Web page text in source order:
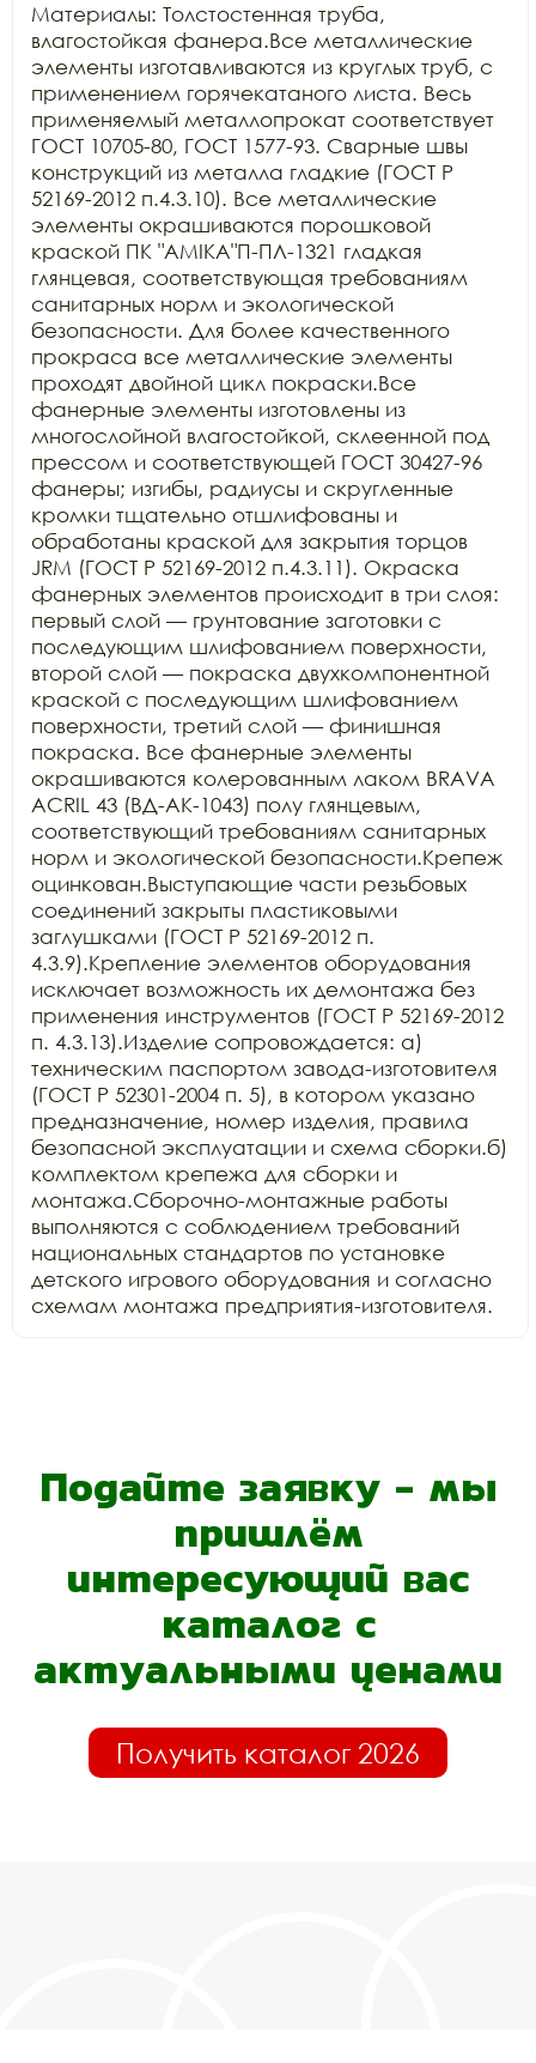
Материалы: Толстостенная труба,
влагостойкая фанера.Все металлические
элементы изготавливаются из круглых труб, с
применением горячекатаного листа. Весь
применяемый металлопрокат соответствует
ГОСТ 10705-80, ГОСТ 1577-93. Сварные швы
конструкций из металла гладкие (ГОСТ Р
52169-2012 п.4.3.10). Все металлические
элементы окрашиваются порошковой
краской ПК "АМIKA"П-ПЛ-1321 гладкая
глянцевая, соответствующая требованиям
санитарных норм и экологической
безопасности. Для более качественного
прокраса все металлические элементы
проходят двойной цикл покраски.Все
фанерные элементы изготовлены из
многослойной влагостойкой, склеенной под
прессом и соответствующей ГОСТ 30427-96
фанеры; изгибы, радиусы и скругленные
кромки тщательно отшлифованы и
обработаны краской для закрытия торцов
JRM (ГОСТ Р 52169-2012 п.4.3.11). Окраска
фанерных элементов происходит в три слоя:
первый слой — грунтование заготовки с
последующим шлифованием поверхности,
второй слой — покраска двухкомпонентной
краской с последующим шлифованием
поверхности, третий слой — финишная
покраска. Все фанерные элементы
окрашиваются колерованным лаком BRAVA
ACRIL 43 (ВД-АК-1043) полу глянцевым,
соответствующий требованиям санитарных
норм и экологической безопасности.Крепеж
оцинкован.Выступающие части резьбовых
соединений закрыты пластиковыми
заглушками (ГОСТ Р 52169-2012 п.
4.3.9).Крепление элементов оборудования
исключает возможность их демонтажа без
применения инструментов (ГОСТ Р 52169-2012
п. 4.3.13).Изделие сопровождается: а)
техническим паспортом завода-изготовителя
(ГОСТ Р 52301-2004 п. 5), в котором указано
предназначение, номер изделия, правила
безопасной эксплуатации и схема сборки.б)
комплектом крепежа для сборки и
монтажа.Сборочно-монтажные работы
выполняются с соблюдением требований
национальных стандартов по установке
детского игрового оборудования и согласно
схемам монтажа предприятия-изготовителя.
Подайте заявку - мы
пришлём
интересующий вас
каталог с
актуальными ценами
Получить каталог 2026